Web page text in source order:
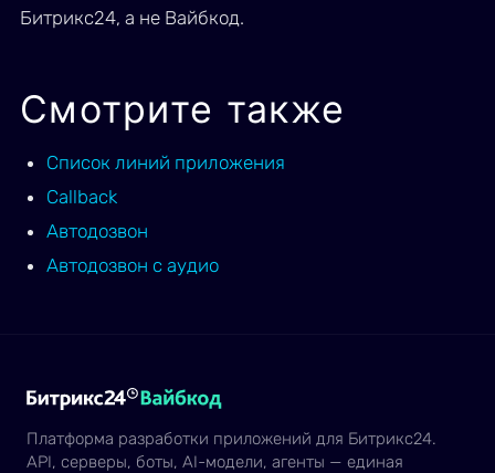
Битрикс24, а не Вайбкод.
Смотрите также
Список линий приложения
Callback
Автодозвон
Автодозвон с аудио
Платформа разработки приложений для Битрикс24.
API, серверы, боты, AI-модели, агенты — единая